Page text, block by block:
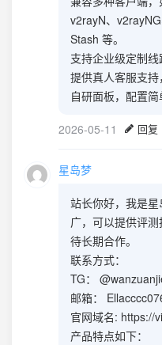
v2rayN、
Stash 等。
支持企业级定制线
提供真人客服支持
自研面板，配置简
2026-05-11 回复
星岛梦
站长你好，我是
广，可以提供评
待长期合作。
联系方式：
TG：
邮箱：
官网域名: https://
产品特点如下：